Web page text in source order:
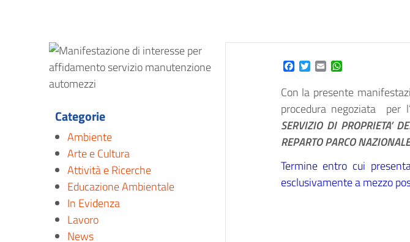
Categorie
Ambiente
Arte e Cultura
Attività e Ricerche
Educazione Ambientale
In Evidenza
Lavoro
News
Facebook
Twitter
EmailWhatsApp
Con la presente
procedura negoziata per
SERVIZIO DI PROPRIETA’
REPARTO PARCO
Termine entro cui
esclusivamente a mezzo